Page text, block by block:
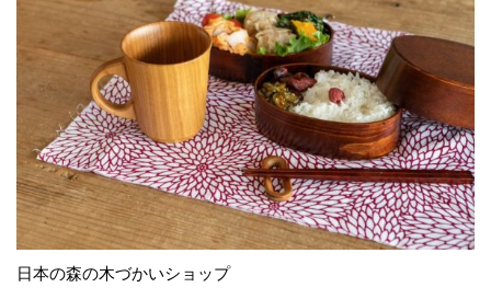
日本の森の木づかいショップ